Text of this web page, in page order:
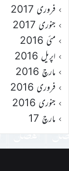
فروری 2017
جنوری 2017
مئی 2016
اپریل 2016
مارچ 2016
فروری 2016
جنوری 2016
مارچ 17